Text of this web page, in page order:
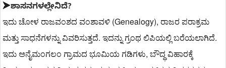
➤ಶಾಸನಗಳಲ್ಲೇನಿದೆ?
ಇದು ಚೋಳ ರಾಜವಂಶದ ವಂಶಾವಳಿ (Genealogy), ರಾಜರ ಪರಾಕ್ರಮ
ಮತ್ತು ಸಾಧನೆಗಳನ್ನು ವಿವರಿಸುತ್ತದೆ. ಇದನ್ನು ಗ್ರಂಥ ಲಿಪಿಯಲ್ಲಿ ಬರೆಯಲಾಗಿದೆ.
ಇದು ಅನೈಮಂಗಲಂ ಗ್ರಾಮದ ಭೂಮಿಯ ಗಡಿಗಳು, ಬೌದ್ಧ ವಿಹಾರಕ್ಕೆ